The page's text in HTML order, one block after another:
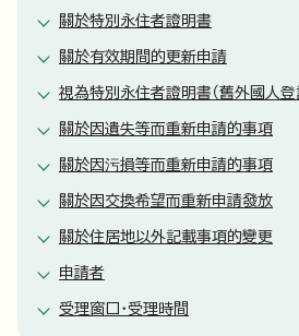
關於特別永住者證明書
關於有效期間的更新申請
視為特別永住者證明書（舊外國人登
關於因遺失等而重新申請的事項
關於因污損等而重新申請的事項
關於因交換希望而重新申請發放
關於住居地以外記載事項的變更
申請者
受理窗口・受理時間